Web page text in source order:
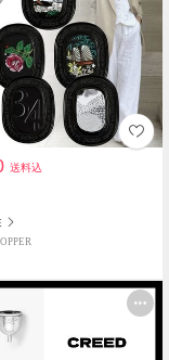
送料込